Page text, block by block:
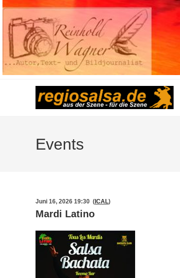
Events
Juni 16, 2026 19:30 ( ICAL)
Mardi Latino